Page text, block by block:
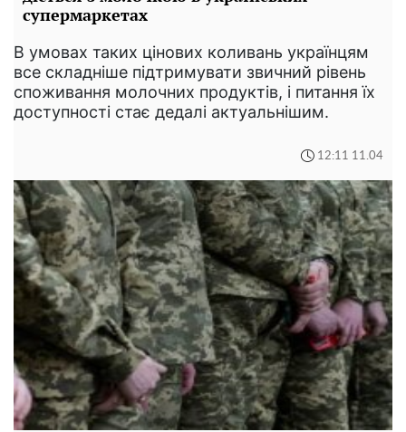
супермаркетах
В умовах таких цінових коливань українцям
все складніше підтримувати звичний рівень
споживання молочних продуктів, і питання їх
доступності стає дедалі актуальнішим.
12:11 11.04